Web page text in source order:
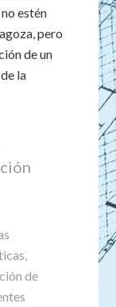
estén
pero
de un
la
de